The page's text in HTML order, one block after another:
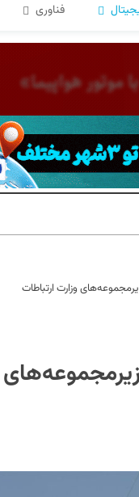
فناوری
وزارت ارتباطات